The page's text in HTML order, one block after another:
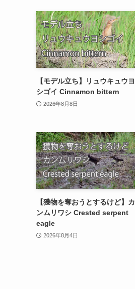
【モデル立ち】リュウキュウヨ
シゴイ Cinnamon bittern
2026年8月8日
【獲物を奪おうとするけど】カ
ンムリワシ Crested serpent
eagle
2026年8月4日